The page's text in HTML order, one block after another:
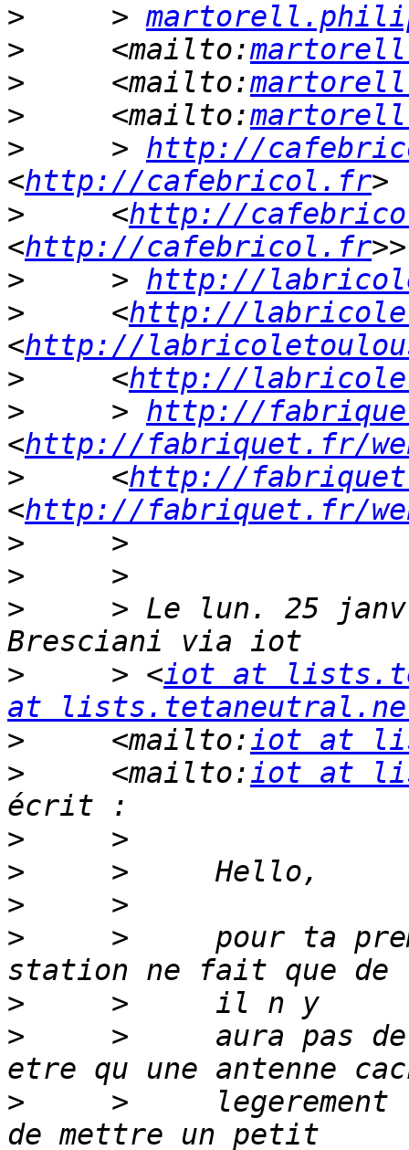
>
     >
>
     <mailto:
>
     <mailto:
>
     <mailto:
>
     >
http://
<http://cafebricol.fr
>
     <
http://
<http://cafebricol.fr
>
     >
http://
>
     <
http://
<http://
>
     <
http://
>
     >
http://
<http://fabriquet.fr/
>
     <
http://
<http://fabriquet.fr/
>
>
>
> Le lun. 25
>
     > <
iot at
at
>
     <mailto:
iot at
>
     <mailto:
iot at
>
>
>
>
>     pour ta
>
>
>     aura pas
>
>     legerement